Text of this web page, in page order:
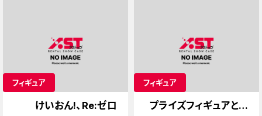
フィギュア
けいおん!、Re:ゼロ
フィギュア
プライズフィギュアとア